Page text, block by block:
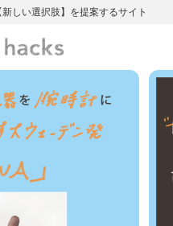
しい選択肢】を提案するサイト